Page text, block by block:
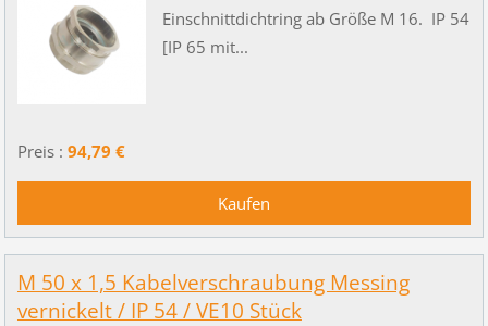
Einschnittdichtring ab Größe M 16. IP 54
[IP 65 mit...
Preis : 94,79 €
M 50 x 1,5 Kabelverschraubung Messing
vernickelt / IP 54 / VE10 Stück